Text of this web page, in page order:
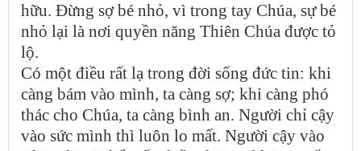
hữu. Đừng sợ bé nhỏ, vì trong tay Chúa, sự bé
nhỏ lại là nơi quyền năng Thiên Chúa được tỏ
lộ.
Có một điều rất lạ trong đời sống đức tin: khi
càng bám vào mình, ta càng sợ; khi càng phó
thác cho Chúa, ta càng bình an. Người chỉ cậy
vào sức mình thì luôn lo mất. Người cậy vào